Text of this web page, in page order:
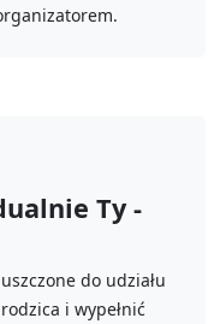
Ty -
do udziału
i wypełnić